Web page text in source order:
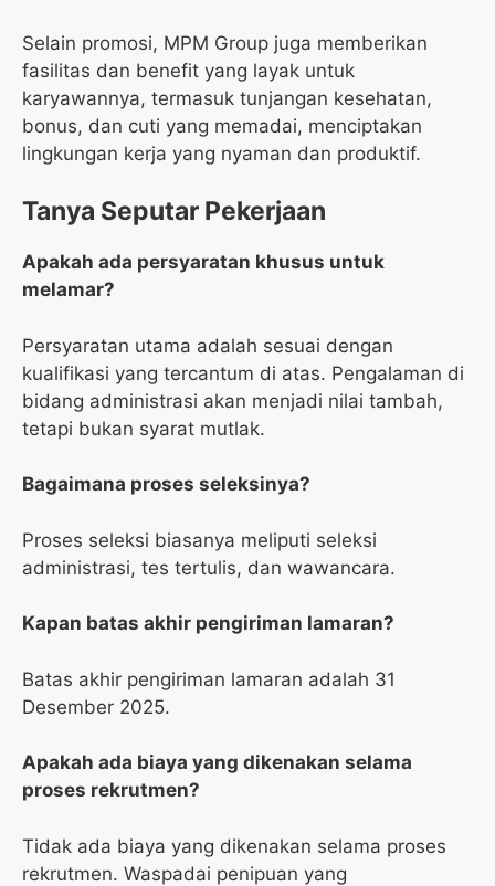
Selain promosi, MPM Group juga memberikan
fasilitas dan benefit yang layak untuk
karyawannya, termasuk tunjangan kesehatan,
bonus, dan cuti yang memadai, menciptakan
lingkungan kerja yang nyaman dan produktif.
Tanya Seputar Pekerjaan
Apakah ada persyaratan khusus untuk
melamar?
Persyaratan utama adalah sesuai dengan
kualifikasi yang tercantum di atas. Pengalaman di
bidang administrasi akan menjadi nilai tambah,
tetapi bukan syarat mutlak.
Bagaimana proses seleksinya?
Proses seleksi biasanya meliputi seleksi
administrasi, tes tertulis, dan wawancara.
Kapan batas akhir pengiriman lamaran?
Batas akhir pengiriman lamaran adalah 31
Desember 2025.
Apakah ada biaya yang dikenakan selama
proses rekrutmen?
Tidak ada biaya yang dikenakan selama proses
rekrutmen. Waspadai penipuan yang